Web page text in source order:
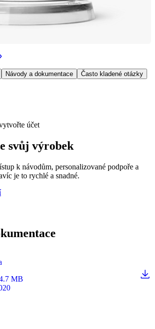
Návody a dokumentace Často kladené otázky
účet
svůj výrobek
k návodům, personalizované podpoře a
je to rychlé a snadné.
MB